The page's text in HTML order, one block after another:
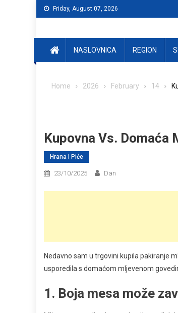
Friday, August 07, 2026
NASLOVNICA REGION
Home 2026 February 14
Kupovna Vs. Domaća
Hrana I Piće
23/10/2025 Dan
Nedavno sam u trgovini kupila pakiranje
usporedila s domaćom mljevenom
1. Boja mesa može